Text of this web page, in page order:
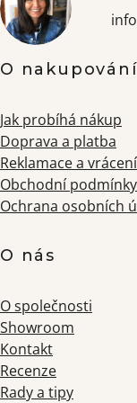
info
O nakupování
Jak probíhá nákup
Doprava a platba
Reklamace a
Obchodní podmínky
Ochrana osobních
O nás
O společnosti
Showroom
Kontakt
Recenze
Rady a tipy